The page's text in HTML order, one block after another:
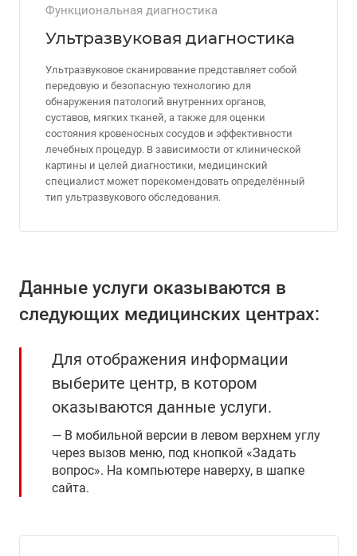
Функциональная диагностика
Ультразвуковая диагностика
Ультразвуковое сканирование представляет собой
передовую и безопасную технологию для
обнаружения патологий внутренних органов,
суставов, мягких тканей, а также для оценки
состояния кровеносных сосудов и эффективности
лечебных процедур. В зависимости от клинической
картины и целей диагностики, медицинский
специалист может порекомендовать определённый
тип ультразвукового обследования.
Данные услуги оказываются в
следующих медицинских центрах:
Для отображения информации
выберите центр, в котором
оказываются данные услуги.
В мобильной версии в левом верхнем углу
через вызов меню, под кнопкой «Задать
вопрос». На компьютере наверху, в шапке
сайта.